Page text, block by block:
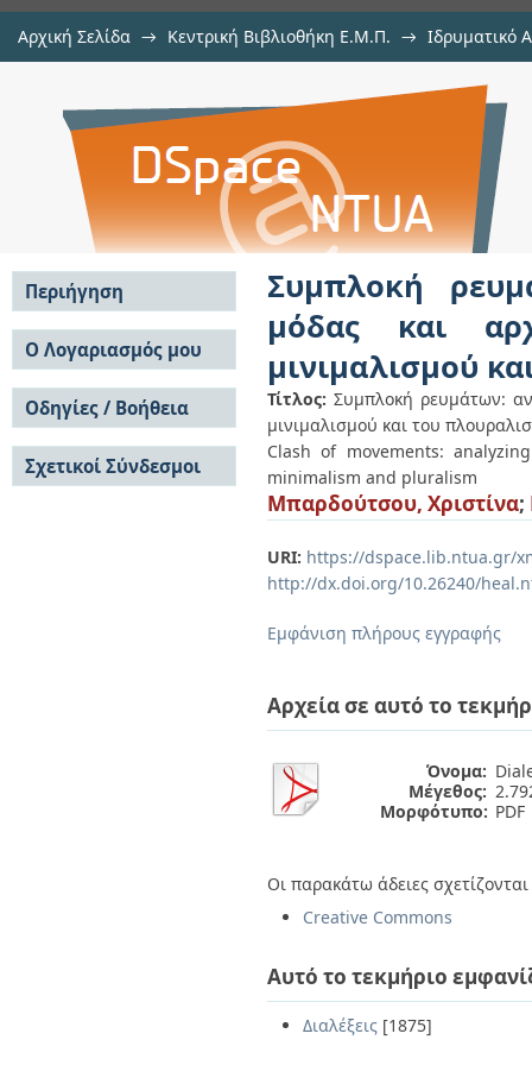
Αρχική Σελίδα → Κεντρική Βιβλιοθήκη Ε.Μ.Π. → Ιδρυματικό
Συμπλοκή ρευμάτων:
αρχιτεκτονικής υπό το πρίσμα
Συμπλοκή
μόδας και
μινιμαλισμού
Τίτλος: Συμπλοκή ρευμάτων:
μινιμαλισμού και του
Clash of movements:
minimalism and pluralism
Μπαρδούτσου, Χριστίνα;
URI: https://dspace.lib.ntua.gr/
http://dx.doi.org/10.26240/
Εμφάνιση πλήρους εγγραφής
Αρχεία σε αυτό το
Όνομα:
Μέγεθος:
Μορφότυπο: PDF
Οι παρακάτω άδειες
Creative Commons
Αυτό το τεκμήριο
Διαλέξεις [1875]
Περιήγηση
Σε όλο το DSpace
Κοινότητες & Συλλογές
Ανά Ημερομηνία
Έκδοσης
Συγγραφείς
Τίτλοι
Θέματα
Ο Λογαριασμός μου
Σύνδεση
Εγγραφή
Οδηγίες / Βοήθεια
Οδηγίες Υποβολής
Οδηγίες Χρήσης ΙΑ
Συχνές Ερωτήσεις
Σχετικοί Σύνδεσμοι